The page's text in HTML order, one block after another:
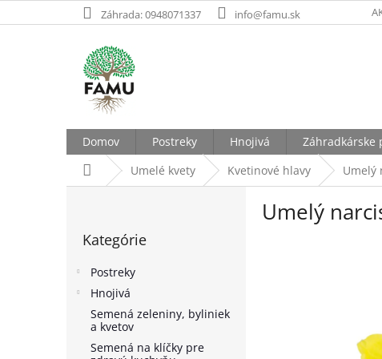
na
Záhrada: 0948071337 info@famu.sk
Domov Postreky Hnojivá Záhradkárske
DomovUmelé kvety Kvetinové hlavy Umelý
kategórie
Kategórie
Postreky
Hnojivá
Semená zeleniny, byliniek
a kvetov
Semená na klíčky pre
Umelý